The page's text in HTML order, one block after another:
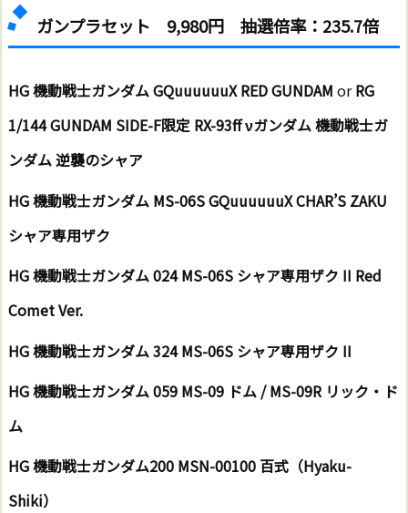
ガンプラセット 9,980円 抽選倍率：235.7倍
HG 機動戦士ガンダム GQuuuuuuX RED GUNDAM orRG
1/144 GUNDAM SIDE-F限定 RX-93ff νガンダム 機動戦士ガ
ンダム 逆襲のシャア
HG 機動戦士ガンダム MS-06S GQuuuuuuX CHAR’S ZAKU
シャア専用ザク
HG 機動戦士ガンダム 024 MS-06S シャア専用ザク II Red
Comet Ver.
HG 機動戦士ガンダム 324 MS-06S シャア専用ザク II
HG 機動戦士ガンダム 059 MS-09 ドム / MS-09R リック・ド
ム
HG 機動戦士ガンダム200 MSN-00100 百式（Hyaku-
Shiki）